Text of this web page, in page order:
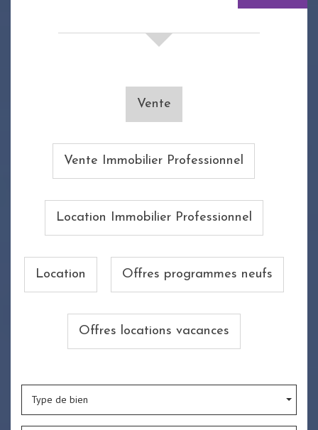
Vente
Vente Immobilier Professionnel
Location Immobilier Professionnel
Location Offres programmes neufs
Offres locations vacances
Type de bien